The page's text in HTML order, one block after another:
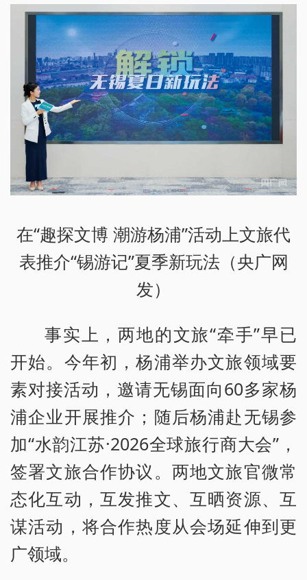
在“趣探文博 潮游杨浦”活动上文旅代
表推介“锡游记”夏季新玩法（央广网
发）
事实上，两地的文旅“牵手”早已
开始。今年初，杨浦举办文旅领域要
素对接活动，邀请无锡面向60多家杨
浦企业开展推介；随后杨浦赴无锡参
加“水韵江苏·2026全球旅行商大会”，
签署文旅合作协议。两地文旅官微常
态化互动，互发推文、互晒资源、互
谋活动，将合作热度从会场延伸到更
广领域。